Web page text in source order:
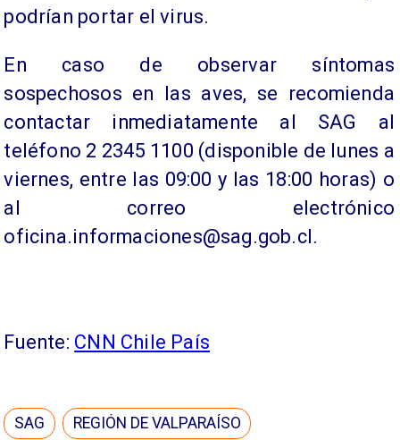
podrían portar el virus.
En caso de observar síntomas
sospechosos en las aves, se recomienda
contactar inmediatamente al SAG al
teléfono 2 2345 1100 (disponible de lunes a
viernes, entre las 09:00 y las 18:00 horas) o
al correo electrónico
oficina.informaciones@sag.gob.cl.
Fuente: CNN Chile País
SAG REGIÓN DE VALPARAÍSO